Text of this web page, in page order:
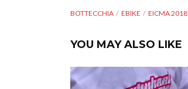
BOTTECCHIA EBIKE EICMA 2018
YOU MAY ALSO LIKE